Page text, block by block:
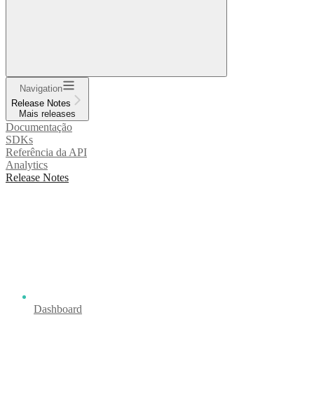
Navigation
Release Notes
Mais releases
Documentação
SDKs
Referência da API
Analytics
Release Notes
Dashboard